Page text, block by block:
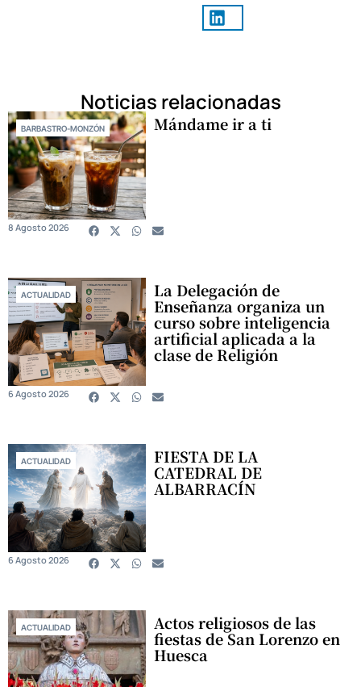
Noticias relacionadas
BARBASTRO-MONZÓN Mándame ir a ti
8 Agosto 2026
ACTUALIDAD La Delegación de
Enseñanza organiza un
curso sobre inteligencia
artificial aplicada a la
clase de Religión
6 Agosto 2026
ACTUALIDAD FIESTA DE LA
CATEDRAL DE
ALBARRACÍN
6 Agosto 2026
ACTUALIDAD Actos religiosos de las
fiestas de San Lorenzo en
Huesca